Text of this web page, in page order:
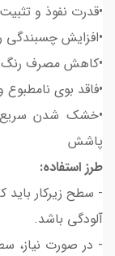
•قدرت نفوذ و تثبیت
•افزایش چسبندگی
•کاهش مصرف رنگ
•فاقد بوی
•خشک شدن سریع
پاشش
طرز استفاده:
- سطح زیرکار باید
آلودگی باشد.
- در صورت نیاز،